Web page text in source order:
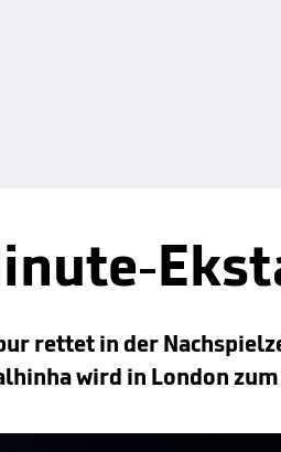
rettet in der
wird in London